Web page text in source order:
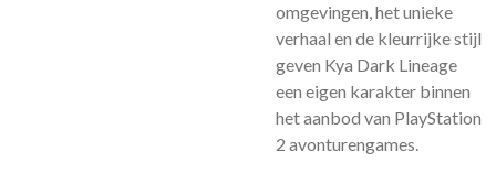
omgevingen, het unieke
verhaal en de kleurrijke stijl
geven Kya Dark Lineage
een eigen karakter binnen
het aanbod van PlayStation
2 avonturengames.